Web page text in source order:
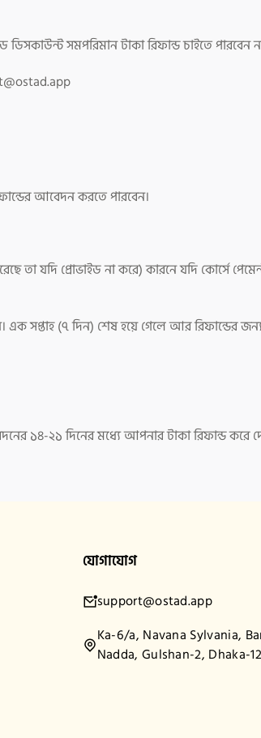
সমপরিমান টাকা রিফান্ড চাইতে পারবেন
আবেদন করতে পারবেন।
তা যদি প্রোভাইড না করে) কারনে যদি কোর্সে
এক সপ্তাহ (৭ দিন) শেষ হয়ে গেলে আর রিফান্ডের
১৪-২১ দিনের মধ্যে আপনার টাকা রিফান্ড করে
যোগাযোগ
support@ostad.app
Ka-6/a, Navana Sylvania,
Nadda, Gulshan-2, Dhaka-